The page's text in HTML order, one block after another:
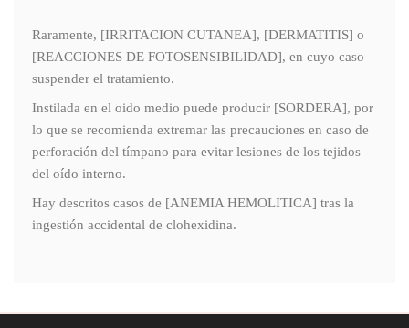
Raramente, [IRRITACION CUTANEA], [DERMATITIS] o
[REACCIONES DE FOTOSENSIBILIDAD], en cuyo caso
suspender el tratamiento.
Instilada en el oido medio puede producir [SORDERA], por
lo que se recomienda extremar las precauciones en caso de
perforación del tímpano para evitar lesiones de los tejidos
del oído interno.
Hay descritos casos de [ANEMIA HEMOLITICA] tras la
ingestión accidental de clohexidina.